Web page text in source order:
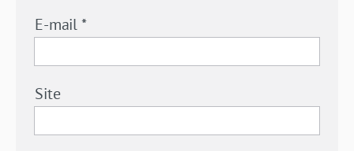
E-mail*
Site